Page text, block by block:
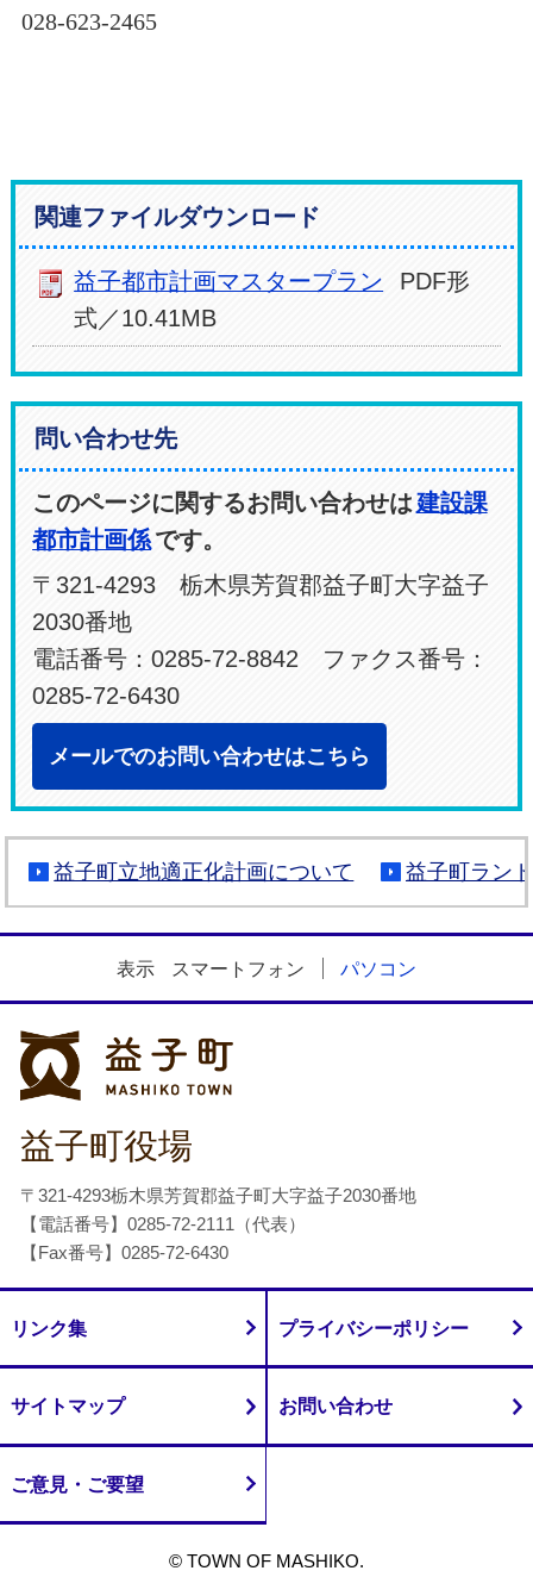
028-623-2465
関連ファイルダウンロード
益子都市計画マスタープラン
PDF形
式／10.41MB
問い合わせ先
このページに関するお問い合わせは建設課
都市計画係です。
〒321-4293 栃木県芳賀郡益子町大字益子
2030番地
電話番号：0285-72-8842 ファクス番号：
0285-72-6430
メールでのお問い合わせはこちら
益子町立地適正化計画について 益子町ラン
表示 スマートフォン パソコン
益子町役場
〒321-4293栃木県芳賀郡益子町大字益子2030番地
【電話番号】0285-72-2111（代表）
【Fax番号】0285-72-6430
リンク集 プライバシーポリシー
サイトマップ お問い合わせ
ご意見・ご要望
© TOWN OF MASHIKO.